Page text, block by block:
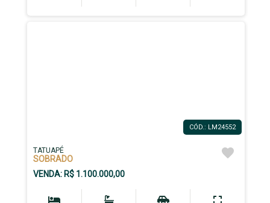
CÓD.: LM24552
TATUAPÉ
SOBRADO
VENDA: R$ 1.100.000,00